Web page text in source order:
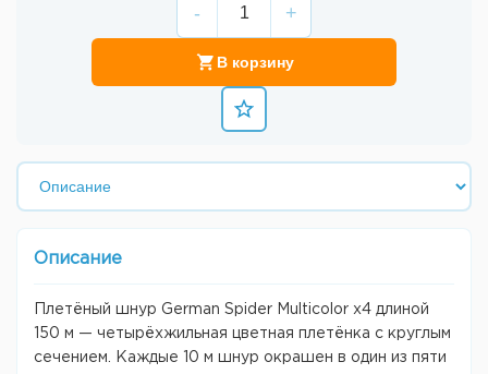
- +
В корзину
Описание
Плетёный шнур German Spider Multicolor x4 длиной
150 м — четырёхжильная цветная плетёнка с круглым
сечением. Каждые 10 м шнур окрашен в один из пяти